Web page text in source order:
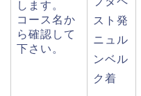
します。
コース名か
ら確認して
下さい。
スト発
ニュル
ンベル
ク着